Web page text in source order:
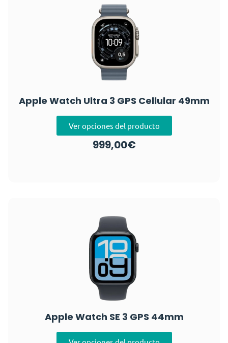
Apple Watch Ultra 3 GPS Cellular 49mm
Ver opciones del producto
999,00€
Apple Watch SE 3 GPS 44mm